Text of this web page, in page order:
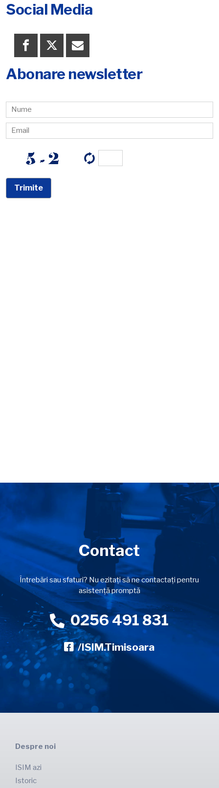
Social Media
Abonare newsletter
Contact
Întrebări sau sfaturi? Nu ezitați să ne contactați pentru
asistență promptă
0256 491 831
/ISIM.Timisoara
Despre noi
ISIM azi
Istoric